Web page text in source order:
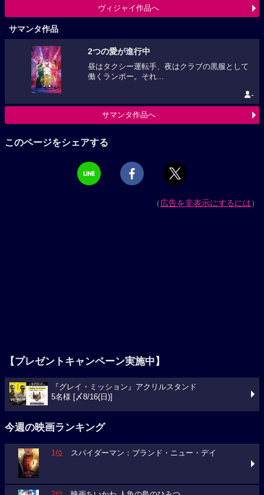
ヴィジャイ作品へ
サマンタ作品
2つの愛が進行中
昼はタクシー運転手、夜はクラブの黒服として
働くランボー。それ...
-
サマンタ作品へ
このページをシェアする
（広告を非表示にするには）
【プレゼントキャンペーン実施中】
『グレイ・ミッション』アクリルスタンド
5名様 [〆8/16(日)]
今週の映画ランキング
1位 スパイダーマン：ブランド・ニュー・デイ